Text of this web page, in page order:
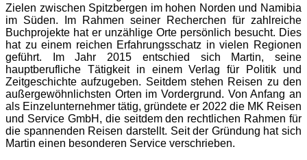
Zielen zwischen Spitzbergen im hohen Norden und Namibia
im Süden. Im Rahmen seiner Recherchen für zahlreiche
Buchprojekte hat er unzählige Orte persönlich besucht. Dies
hat zu einem reichen Erfahrungsschatz in vielen Regionen
geführt. Im Jahr 2015 entschied sich Martin, seine
hauptberufliche Tätigkeit in einem Verlag für Politik und
Zeitgeschichte aufzugeben. Seitdem stehen Reisen zu den
außergewöhnlichsten Orten im Vordergrund. Von Anfang an
als Einzelunternehmer tätig, gründete er 2022 die MK Reisen
und Service GmbH, die seitdem den rechtlichen Rahmen für
die spannenden Reisen darstellt. Seit der Gründung hat sich
Martin einen besonderen Service verschrieben.